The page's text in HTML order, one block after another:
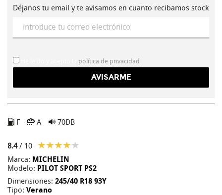
Déjanos tu email y te avisamos en cuanto recibamos stock
política de privacidad
F A 70DB
8.4/ 10
Marca: MICHELIN
Modelo: PILOT SPORT PS2
Dimensiones: 245/40 R18 93Y
Tipo: Verano